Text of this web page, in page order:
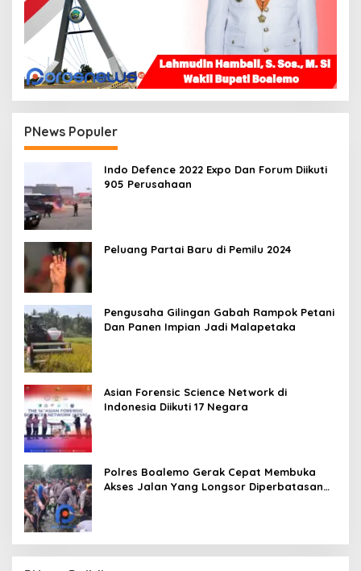
PNews Populer
Indo Defence 2022 Expo Dan Forum Diikuti
905 Perusahaan
Peluang Partai Baru di Pemilu 2024
Pengusaha Gilingan Gabah Rampok Petani
Dan Panen Impian Jadi Malapetaka
Asian Forensic Science Network di
Indonesia Diikuti 17 Negara
Polres Boalemo Gerak Cepat Membuka
Akses Jalan Yang Longsor Diperbatasan